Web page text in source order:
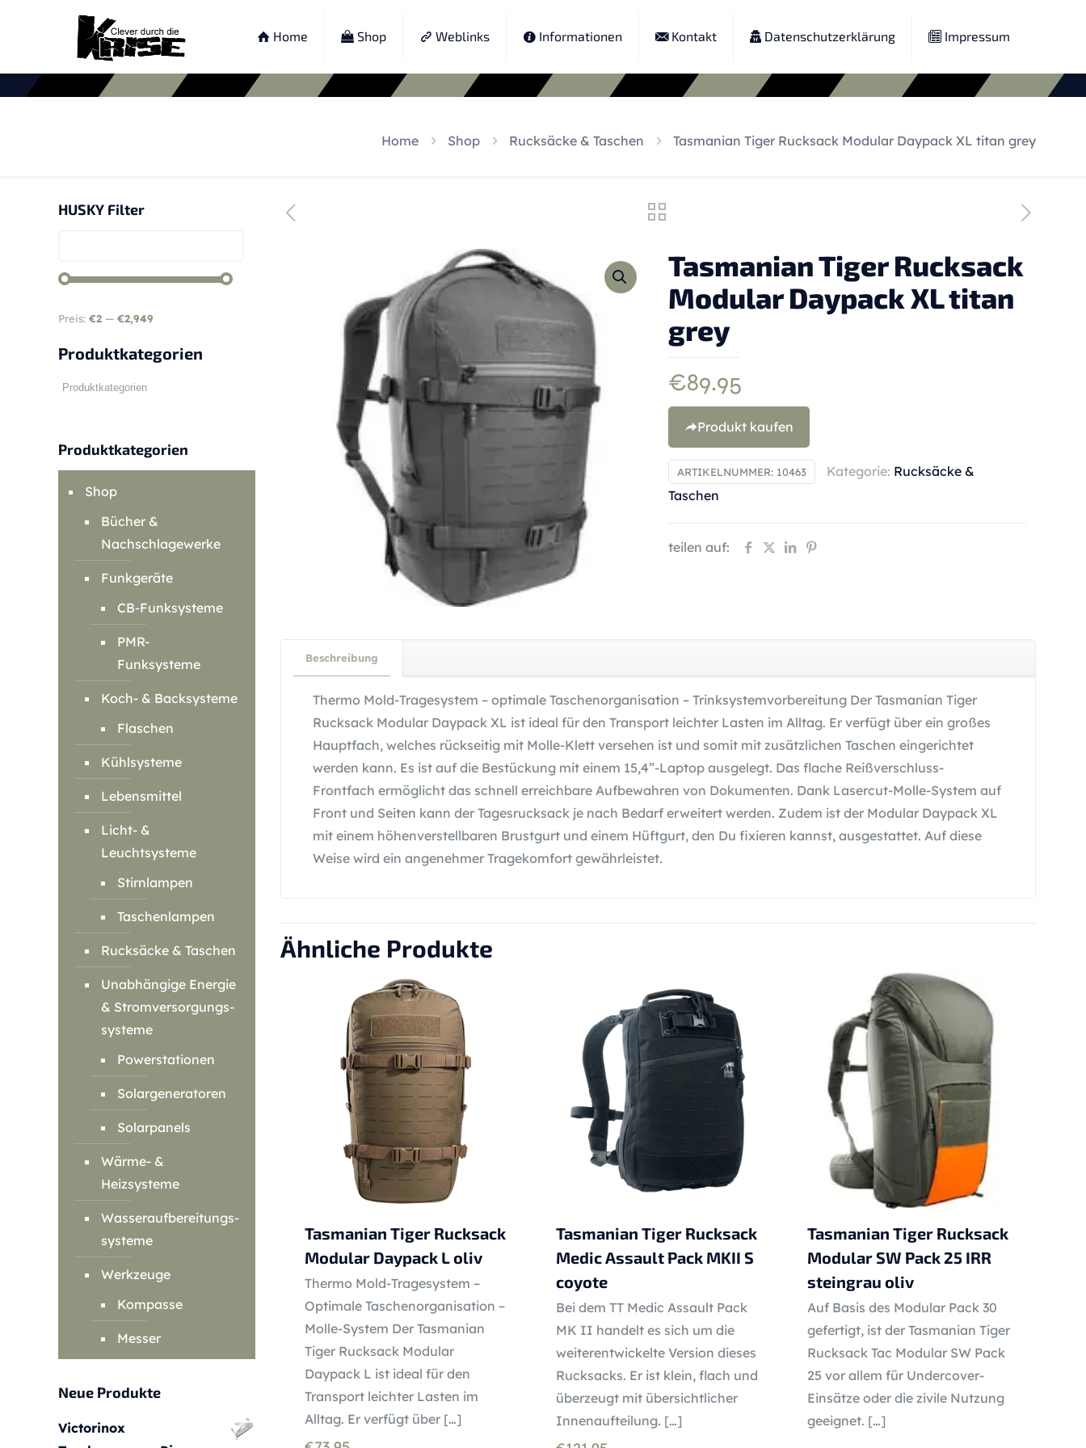
Home Shop Weblinks Informationen Kontakt Datenschutzerklärung Impressum
Home Shop Rucksäcke & Taschen Tasmanian Tiger Rucksack Modular Daypack XL titan grey
Tasmanian Tiger Rucksack
Modular Daypack XL titan
grey
€89.95
Produkt kaufen
ARTIKELNUMMER: 10463 Kategorie: Rucksäcke &
Taschen
teilen auf:
Beschreibung
Thermo Mold-Tragesystem – optimale Taschenorganisation – Trinksystemvorbereitung Der Tasmanian Tiger
Rucksack Modular Daypack XL ist ideal für den Transport leichter Lasten im Alltag. Er verfügt über ein großes
Hauptfach, welches rückseitig mit Molle-Klett versehen ist und somit mit zusätzlichen Taschen eingerichtet
werden kann. Es ist auf die Bestückung mit einem 15,4”-Laptop ausgelegt. Das flache Reißverschluss-
Frontfach ermöglicht das schnell erreichbare Aufbewahren von Dokumenten. Dank Lasercut-Molle-System auf
Front und Seiten kann der Tagesrucksack je nach Bedarf erweitert werden. Zudem ist der Modular Daypack XL
mit einem höhenverstellbaren Brustgurt und einem Hüftgurt, den Du fixieren kannst, ausgestattet. Auf diese
Weise wird ein angenehmer Tragekomfort gewährleistet.
Ähnliche Produkte
Tasmanian Tiger Rucksack
Modular Daypack L oliv
Thermo Mold-Tragesystem –
Optimale Taschenorganisation –
Molle-System Der Tasmanian
Tiger Rucksack Modular
Daypack L ist ideal für den
Transport leichter Lasten im
Alltag. Er verfügt über[…]
Tasmanian Tiger Rucksack
Medic Assault Pack MKII S
coyote
Bei dem TT Medic Assault Pack
MK II handelt es sich um die
weiterentwickelte Version dieses
Rucksacks. Er ist klein, flach und
überzeugt mit übersichtlicher
Innenaufteilung. […]
Tasmanian Tiger Rucksack
Modular SW Pack 25 IRR
steingrau oliv
Auf Basis des Modular Pack 30
gefertigt, ist der Tasmanian Tiger
Rucksack Tac Modular SW Pack
25 vor allem für Undercover-
Einsätze oder die zivile Nutzung
geeignet. […]
HUSKY Filter
Preis: €2 — €2,949
Produktkategorien
Produktkategorien
Shop
Bücher &
Nachschlagewerke
Funkgeräte
CB-Funksysteme
PMR-
Funksysteme
Koch- & Backsysteme
Flaschen
Kühlsysteme
Lebensmittel
Licht- &
Leuchtsysteme
Stirnlampen
Taschenlampen
Rucksäcke & Taschen
Unabhängige Energie
& Stromversorgungs-
systeme
Powerstationen
Solargeneratoren
Solarpanels
Wärme- &
Heizsysteme
Wasseraufbereitungs-
systeme
Werkzeuge
Kompasse
Messer
Neue Produkte
Victorinox